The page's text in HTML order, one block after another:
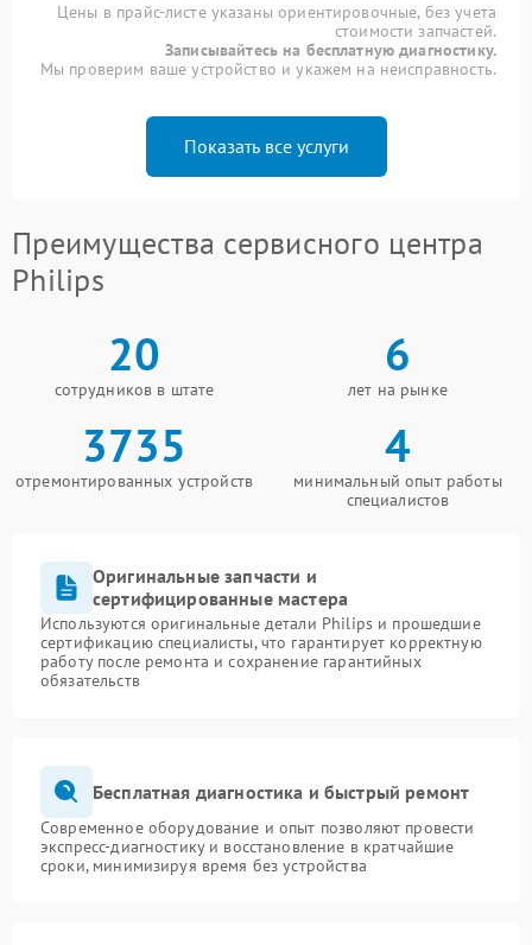
Цены в прайс-листе указаны ориентировочные, без учета
стоимости запчастей.
Записывайтесь на бесплатную диагностику.
Мы проверим ваше устройство и укажем на неисправность.
Показать все услуги
Преимущества сервисного центра
Philips
20
сотрудников в штате
6
лет на рынке
3735
отремонтированных устройств
4
минимальный опыт работы
специалистов
Оригинальные запчасти и
сертифицированные мастера
Используются оригинальные детали Philips и прошедшие
сертификацию специалисты, что гарантирует корректную
работу после ремонта и сохранение гарантийных
обязательств
Бесплатная диагностика и быстрый ремонт
Современное оборудование и опыт позволяют провести
экспресс-диагностику и восстановление в кратчайшие
сроки, минимизируя время без устройства